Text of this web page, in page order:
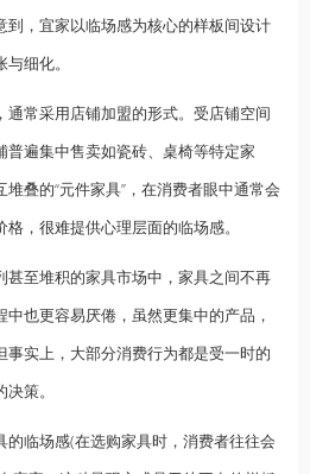
到，宜家以临场感为核心的样板间设计
细化。
常采用店铺加盟的形式。受店铺空间
遍集中售卖如瓷砖、桌椅等特定家
叠的“元件家具”，在消费者眼中通常会
，很难提供心理层面的临场感。
甚至堆积的家具市场中，家具之间不再
也更容易厌倦，虽然更集中的产品，
实上，大部分消费行为都是受一时的
策。
临场感(在选购家具时，消费者往往会